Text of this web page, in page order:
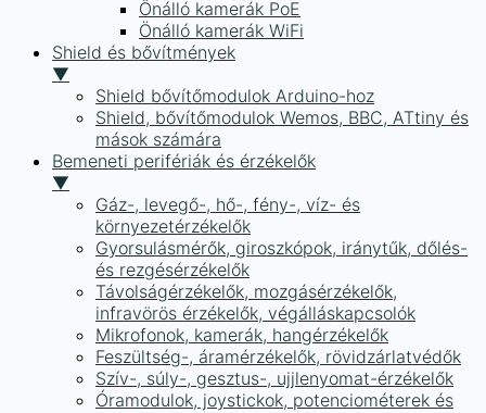
Önálló kamerák PoE
Önálló kamerák WiFi
Shield és bővítmények
▼
Shield bővítőmodulok Arduino-hoz
Shield, bővítőmodulok Wemos, BBC, ATtiny és
mások számára
Bemeneti perifériák és érzékelők
▼
Gáz-, levegő-, hő-, fény-, víz- és
környezetérzékelők
Gyorsulásmérők, giroszkópok, iránytűk, dőlés-
és rezgésérzékelők
Távolságérzékelők, mozgásérzékelők,
infravörös érzékelők, végálláskapcsolók
Mikrofonok, kamerák, hangérzékelők
Feszültség-, áramérzékelők, rövidzárlatvédők
Szív-, súly-, gesztus-, ujjlenyomat-érzékelők
Óramodulok, joystickok, potenciométerek és